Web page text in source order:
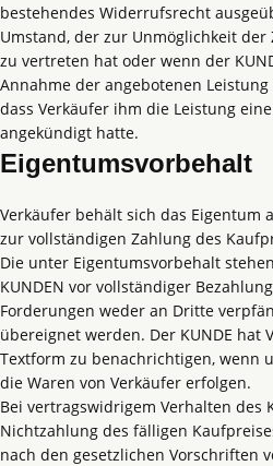
bestehendes Widerrufsrecht
Umstand, der zur Unmöglichkeit
zu vertreten hat oder wenn der
Annahme der angebotenen
dass Verkäufer ihm die Leistung
angekündigt hatte.
Eigentumsvorbehalt
Verkäufer behält sich das Eigentum
zur vollständigen Zahlung des
Die unter Eigentumsvorbehalt
KUNDEN vor vollständiger
Forderungen weder an Dritte
übereignet werden. Der KUNDE hat
Textform zu benachrichtigen, wenn
die Waren von Verkäufer erfolgen.
Bei vertragswidrigem Verhalten des
Nichtzahlung des fälligen
nach den gesetzlichen Vorschriften